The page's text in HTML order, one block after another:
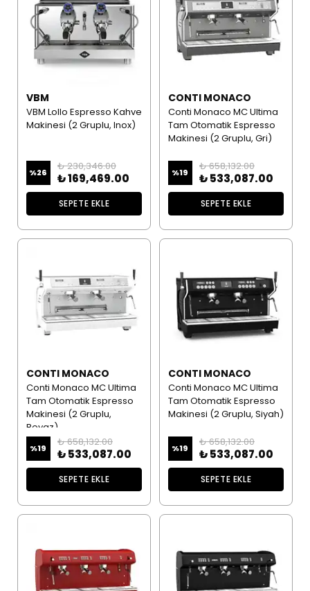
VBM
VBM Lollo Espresso Kahve
Makinesi (2 Gruplu, Inox)
%26
₺ 230,346.00
₺ 169,469.00
SEPETE EKLE
CONTI MONACO
Conti Monaco MC Ultima
Tam Otomatik Espresso
Makinesi (2 Gruplu, Gri)
%19
₺ 658,132.00
₺ 533,087.00
SEPETE EKLE
CONTI MONACO
Conti Monaco MC Ultima
Tam Otomatik Espresso
Makinesi (2 Gruplu,
Beyaz)
%19
₺ 658,132.00
₺ 533,087.00
SEPETE EKLE
CONTI MONACO
Conti Monaco MC Ultima
Tam Otomatik Espresso
Makinesi (2 Gruplu, Siyah)
%19
₺ 658,132.00
₺ 533,087.00
SEPETE EKLE